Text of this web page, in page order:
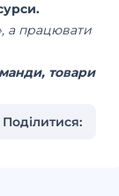
а працювати
товари
Поділитися: